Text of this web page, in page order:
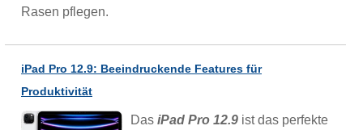
Rasen pflegen.
iPad Pro 12.9: Beeindruckende Features für
Produktivität
Das iPad Pro 12.9 ist das perfekte